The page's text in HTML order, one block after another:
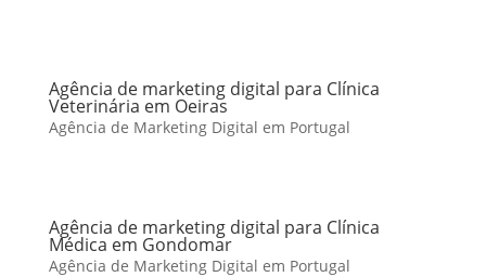
Agência de marketing digital para Clínica
Veterinária em Oeiras
Agência de Marketing Digital em Portugal
Agência de marketing digital para Clínica
Médica em Gondomar
Agência de Marketing Digital em Portugal